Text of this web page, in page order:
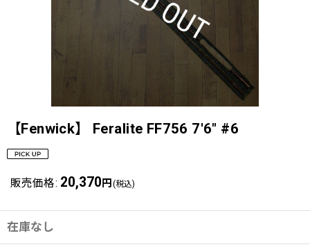
【Fenwick】 Feralite FF756 7'6" #6
販売価格: 20,370 円 (税込)
在庫なし